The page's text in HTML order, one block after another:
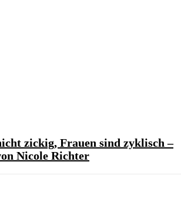
zickig, Frauen sind zyklisch –
Nicole Richter